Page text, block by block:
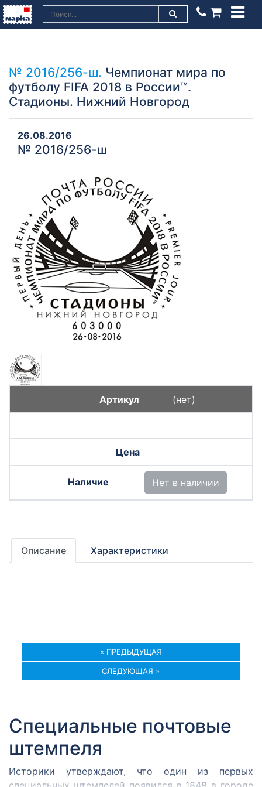
№ 2016/256-ш. Чемпионат мира по
футболу FIFA 2018 в России™.
Стадионы. Нижний Новгород
26.08.2016
№ 2016/256-ш
(нет)
Нет в наличии
Описание Характеристики
« ПРЕДЫДУЩАЯ
СЛЕДУЮЩАЯ »
Специальные почтовые
штемпеля
Историки утверждают, что один из первых